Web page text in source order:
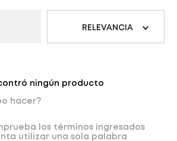
RELEVANCIA
ningún producto
hacer?
los términos ingresados
utilizar una sola palabra